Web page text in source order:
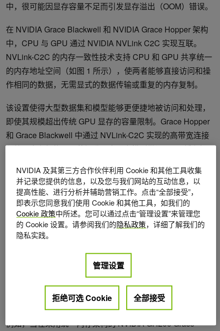
中，很可能因显存容量不足而引发显存溢出（OOM）错误。
在 NVIDIA Grace Blackwell 和 NVIDIA Grace Hopper 架构
中，CPU 与 GPU 通过 NVIDIA NVLink C2C 实现互联。
NVLink-C2C 的内存一致性技术支持 CPU 和 GPU 共享统一
的内存地址空间（如图 1 所示），使两者能够直接访问和操
作相同的数据，无需显式的数据传输或重复的内存复制。
该设置使得大型数据集和模型能够更便捷地被访问和处理，
即使其规模超出传统 GPU 显存的容量限制。Grace Hopper
和 Grace Blackwell 中通过 NVLink-C2C 实现的高带宽连接
与统一内存架构，显著提升了大语言模型微调、KV 缓存卸
据在组件间的快速传输，还可在 GPU 显存不足时灵活利用
CPU 内存，从而保障高性能运行。
图 1。NVLink-C2C 一致性与地址转换服务
例如，当在采用统一内存架构的 NVIDIA GH200 Grace
NVIDIA 及其第三方合作伙伴利用 Cookie 和其他工具收集
并记录您提供的信息，以及您与我们网站的互动信息，以
提高性能、进行分析并辅助营销工作。点击“全部接受”，
即表示您同意我们使用 Cookie 和其他工具，如我们的
Cookie 政策中所述。您可以通过点击“管理设置”来管理您
的 Cookie 设置。请参阅我们的隐私政策，详细了解我们的
隐私实践。
管理设置
拒绝可选 Cookie 全部接受